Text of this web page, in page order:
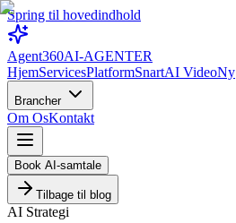
Spring til hovedindhold
Agent360AI-AGENTER
HjemServicesPlatformSnartAI VideoNy
Brancher
Om OsKontakt
Book AI-samtale
Tilbage til blog
AI Strategi